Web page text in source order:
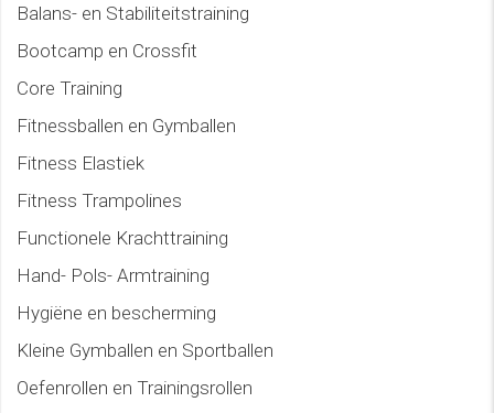
Balans- en Stabiliteitstraining
Bootcamp en Crossfit
Core Training
Fitnessballen en Gymballen
Fitness Elastiek
Fitness Trampolines
Functionele Krachttraining
Hand- Pols- Armtraining
Hygiëne en bescherming
Kleine Gymballen en Sportballen
Oefenrollen en Trainingsrollen